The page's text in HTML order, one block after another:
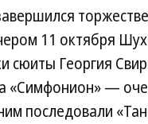
11 октября
сюиты Георгия
«Симфонион» —
последовали